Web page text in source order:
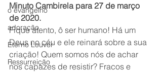
o evangelho
adoração
Eterno Louvor
Ressurreição
Minuto Cambirela para 27 de março
de 2020.
Fique atento, ô ser humano! Há um
Deus no céu e ele reinará sobre a sua
criação! Quem somos nós de achar
nos capazes de resistir? Fracos e